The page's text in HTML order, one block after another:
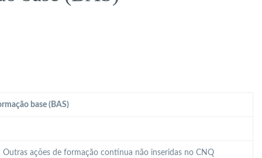
base (BAS)
Outras ações de formação contínua não inseridas no CNQ